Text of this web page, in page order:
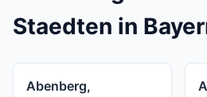
Staedten in
Abenberg,